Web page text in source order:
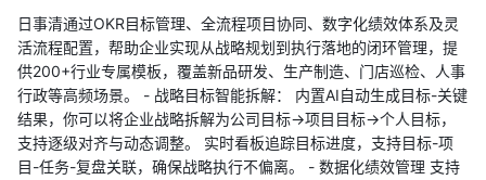
日事清通过OKR目标管理、全流程项目协同、数字化绩效体系及灵
活流程配置，帮助企业实现从战略规划到执行落地的闭环管理，提
供200+行业专属模板，覆盖新品研发、生产制造、门店巡检、人事
行政等高频场景。 - 战略目标智能拆解： 内置AI自动生成目标-关键
结果，你可以将企业战略拆解为公司目标→项目目标→个人目标，
支持逐级对齐与动态调整。 实时看板追踪目标进度，支持目标-项
目-任务-复盘关联，确保战略执行不偏离。 - 数据化绩效管理 支持